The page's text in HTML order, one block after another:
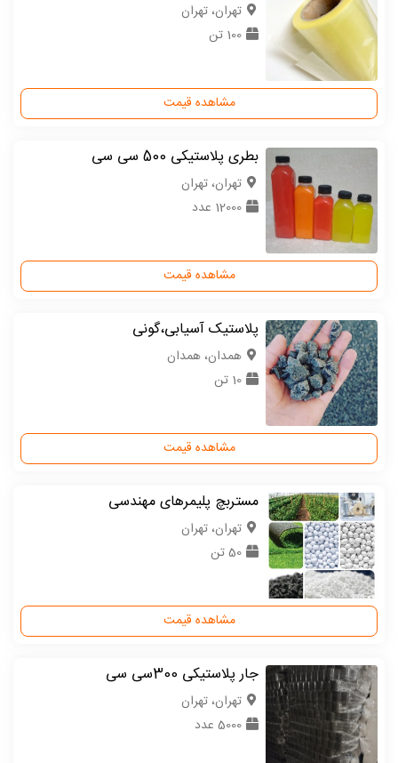
تهران، تهران
100 تن
مشاهده قیمت
بطری پلاستیکی 500 سی سی
تهران، تهران
12000 عدد
مشاهده قیمت
پلاستیک آسیابی،گونی
همدان، همدان
10 تن
مشاهده قیمت
مستربچ‌ پلیمرهای مهندسی
تهران، تهران
50 تن
مشاهده قیمت
جار پلاستیکی 300سی سی
تهران، تهران
5000 عدد